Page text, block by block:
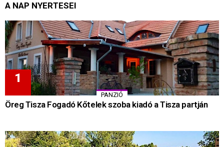
A NAP NYERTESEI
PANZIÓ
Öreg Tisza Fogadó Kőtelek szoba kiadó a Tisza partján